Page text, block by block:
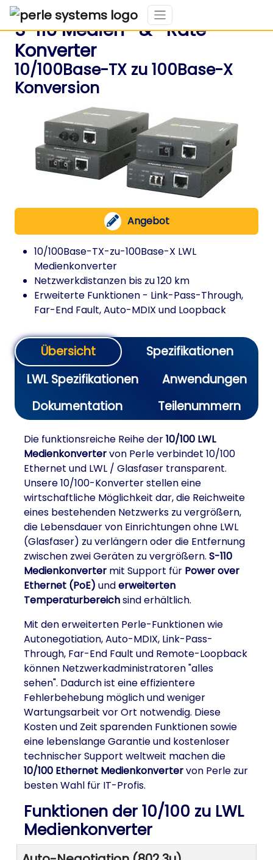
S-110 Medien- & -Rate-
Konverter
10/100Base-TX zu 100Base-X
Konversion
Angebot
10/100Base-TX-zu-100Base-X LWL
Medienkonverter
Netzwerkdistanzen bis zu 120 km
Erweiterte Funktionen - Link-Pass-Through,
Far-End Fault, Auto-MDIX und Loopback
Übersicht
Spezifikationen
LWL Spezifikationen
Anwendungen
Dokumentation
Teilenummern
Die funktionsreiche Reihe der10/100 LWL
Medienkonvertervon Perle verbindet 10/100
Ethernet und LWL / Glasfaser transparent.
Unsere 10/100-Konverter stellen eine
wirtschaftliche Möglichkeit dar, die Reichweite
eines bestehenden Netzwerks zu vergrößern,
die Lebensdauer von Einrichtungen ohne LWL
(Glasfaser) zu verlängern oder die Entfernung
zwischen zwei Geräten zu vergrößern. S-110
Medienkonverter mit Support für Power over
Ethernet (PoE) underweiterten
Temperaturbereichsind erhältlich.
Mit den erweiterten Perle-Funktionen wie
Autonegotiation, Auto-MDIX, Link-Pass-
Through, Far-End Fault und Remote-Loopback
können Netzwerkadministratoren "alles
sehen". Dadurch ist eine effizientere
Fehlerbehebung möglich und weniger
Wartungsarbeit vor Ort notwendig. Diese
Kosten und Zeit sparenden Funktionen sowie
eine lebenslange Garantie und kostenloser
technischer Support weltweit machen die
10/100 Ethernet Medienkonvertervon Perle zur
besten Wahl für IT-Profis.
Funktionen der 10/100 zu LWL
Medienkonverter